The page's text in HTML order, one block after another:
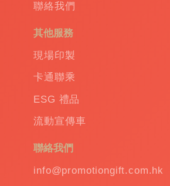
商
禮
品|
造
保
杯|
造
雨
聯絡我們
其他服務
現場印製
卡通聯乘
ESG 禮品
流動宣傳車
聯絡我們
info@promotiongift.com.hk